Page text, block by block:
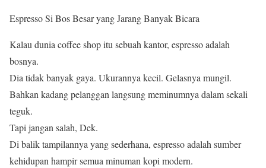
Espresso Si Bos Besar yang Jarang Banyak Bicara
Kalau dunia coffee shop itu sebuah kantor, espresso adalah
bosnya.
Dia tidak banyak gaya. Ukurannya kecil. Gelasnya mungil.
Bahkan kadang pelanggan langsung meminumnya dalam sekali
teguk.
Tapi jangan salah, Dek.
Di balik tampilannya yang sederhana, espresso adalah sumber
kehidupan hampir semua minuman kopi modern.